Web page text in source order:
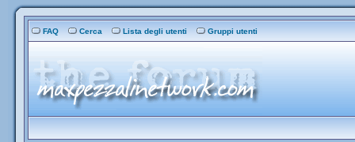
FAQ Cerca Lista degli utenti Gruppi utenti